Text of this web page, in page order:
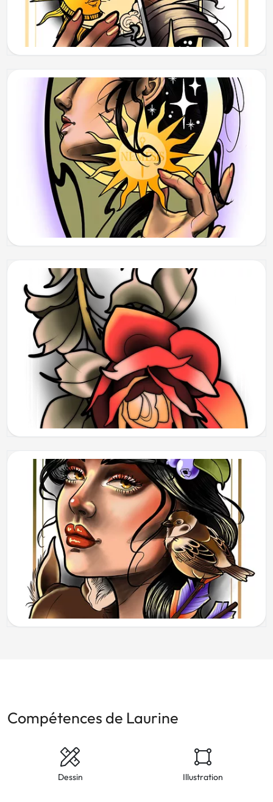
Compétences de Laurine
Dessin Illustration